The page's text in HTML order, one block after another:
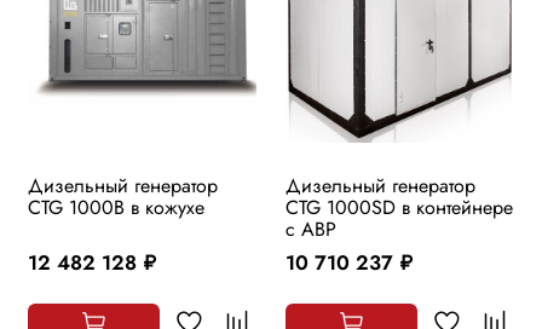
Дизельный генератор
CTG 1000B в кожухе
12 482 128 руб.
Дизельный генератор
CTG 1000SD в контейнере
c АВР
10 710 237 руб.